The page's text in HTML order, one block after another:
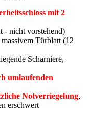
mit 2
- nicht vorstehend)
Türblatt (12
Scharniere,
umlaufenden
Notverriegelung,
erschwert